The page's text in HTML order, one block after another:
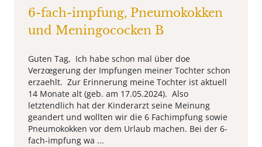
6-fach-impfung, Pneumokokken
und Meningococken B
Guten Tag, Ich habe schon mal über doe
Verzœgerung der Impfungen meiner Tochter schon
erzaehlt. Zur Erinnerung meine Tochter ist aktuell
14 Monate alt (geb. am 17.05.2024). Also
letztendlich hat der Kinderarzt seine Meinung
geandert und wollten wir die 6 Fachimpfung sowie
Pneumokokken vor dem Urlaub machen. Bei der 6-
fach-impfung wa ...